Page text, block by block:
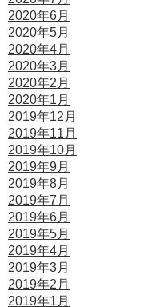
2020年6月
2020年5月
2020年4月
2020年3月
2020年2月
2020年1月
2019年12月
2019年11月
2019年10月
2019年9月
2019年8月
2019年7月
2019年6月
2019年5月
2019年4月
2019年3月
2019年2月
2019年1月